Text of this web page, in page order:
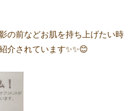
の前などお肌を持ち上げたい時
介されています✨✨😊